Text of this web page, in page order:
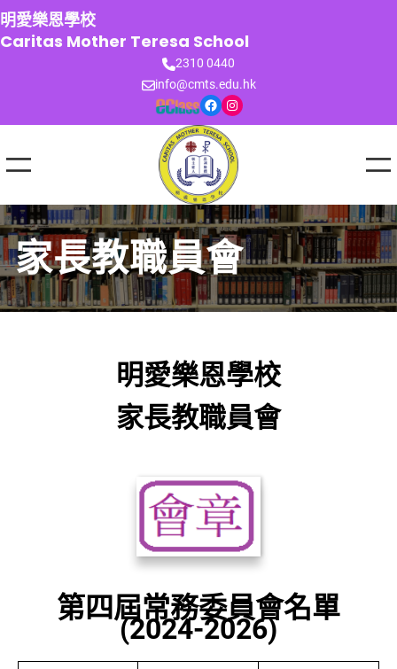
跳
至
主
明愛樂恩學校
Caritas Mother Teresa School
2310 0440
info@cmts.edu.hk
Facebook Instagram
家長教職員會
明愛樂恩學校
家長教職員會
第四屆常務委員會名單
(2024-2026)